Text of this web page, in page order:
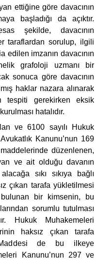
ettiğine göre davacının
başladığı da açıktır.
şekilde, davacının
taraflardan sorulup, ilgili
imzanın davacının
grafoloji uzmanı bir
sonuca göre davacının
haklar nazara alınarak
tespiti gerekirken eksik
hatalıdır.
ve 6100 sayılı Hukuk
Kanunu’nun 169
düzenlenen,
ve ait olduğu davanın
sıkı sıkıya bağlı
çıkan tarafa yükletilmesi
bulunan bir kimsenin, bu
sorumlu tutulması
Hukuk Muhakemeleri
haksız çıkan tarafa
de bu ilkeye
Kanunu’nun 297 ve